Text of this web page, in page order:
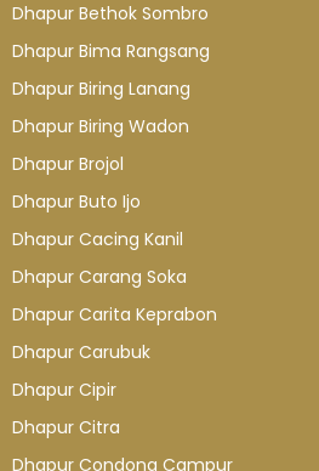
Dhapur Bethok Sombro
Dhapur Bima Rangsang
Dhapur Biring Lanang
Dhapur Biring Wadon
Dhapur Brojol
Dhapur Buto Ijo
Dhapur Cacing Kanil
Dhapur Carang Soka
Dhapur Carita Keprabon
Dhapur Carubuk
Dhapur Cipir
Dhapur Citra
Dhapur Condong Campur